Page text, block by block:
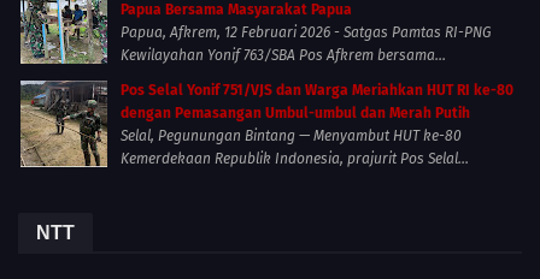
Papua Bersama Masyarakat Papua
Papua, Afkrem, 12 Februari 2026 - Satgas Pamtas RI-PNG
Kewilayahan Yonif 763/SBA Pos Afkrem bersama...
Pos Selal Yonif 751/VJS dan Warga Meriahkan HUT RI ke-80
dengan Pemasangan Umbul-umbul dan Merah Putih
Selal, Pegunungan Bintang — Menyambut HUT ke-80
Kemerdekaan Republik Indonesia, prajurit Pos Selal...
NTT